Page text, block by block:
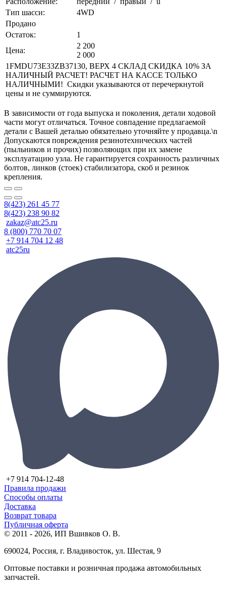
Тип шасси:
4WD
Продано
Остаток:
1
Цена:
2 200
2 000
1FMDU73E33ZB37130, ВЕРХ 4 СКЛАД СКИДКА 10% ЗА
НАЛИЧНЫЙ РАСЧЕТ! РАСЧЕТ НА КАССЕ ТОЛЬКО
НАЛИЧНЫМИ! Скидки указываются от перечеркнутой
цены и не суммируются.
В зависимости от года выпуска и поколения, детали ходовой
части могут отличаться. Точное совпадение предлагаемой
детали с Вашей деталью обязательно уточняйте у продавца.\n
Допускаются повреждения резинотехнических частей
(пыльников и прочих) позволяющих при их замене
эксплуатацию узла. Не гарантируется сохранность различных
болтов, линков (стоек) стабилизатора, скоб и резинок
крепления.
8(423) 261 45 77
8(423) 238 90 82
zakaz@atc25.ru
8 (800) 770 70 07
+7 914 704 12 48
atc25ru
+7 914 704-12-48
Правила продажи
Способы оплаты
Доставка
Возврат товара
Публичная оферта
© 2011 - 2026, ИП Вшивков О. В.
690024, Россия, г. Владивосток, ул. Шестая, 9
Оптовые поставки и розничная продажа автомобильных
запчастей.